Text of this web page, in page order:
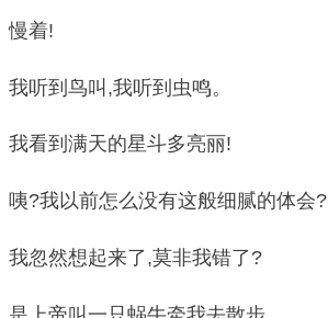
慢着!
我听到鸟叫,我听到虫鸣。
我看到满天的星斗多亮丽!
咦?我以前怎么没有这般细腻的体会?
我忽然想起来了,莫非我错了?